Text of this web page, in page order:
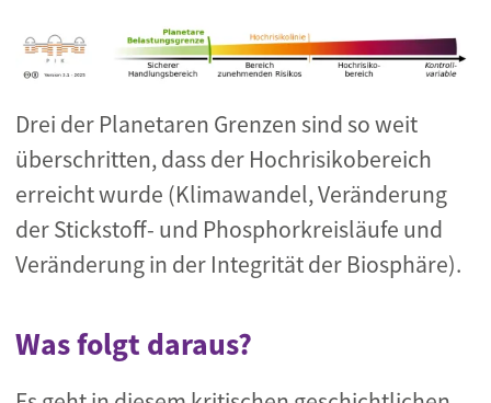
Drei der Planetaren Grenzen sind so weit
überschritten, dass der Hochrisikobereich
erreicht wurde (Klimawandel, Veränderung
der Stickstoff- und Phosphorkreisläufe und
Veränderung in der Integrität der Biosphäre).
Was folgt daraus?